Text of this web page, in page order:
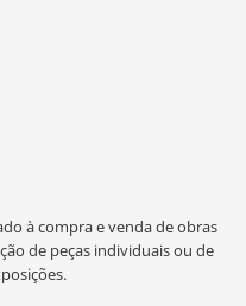
à compra e venda de obras
de peças individuais ou de